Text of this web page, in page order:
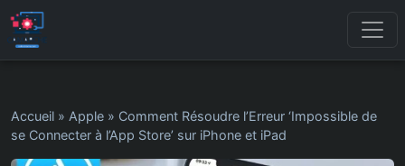
Accueil » Apple » Comment Résoudre l’Erreur ‘Impossible de
se Connecter à l’App Store’ sur iPhone et iPad